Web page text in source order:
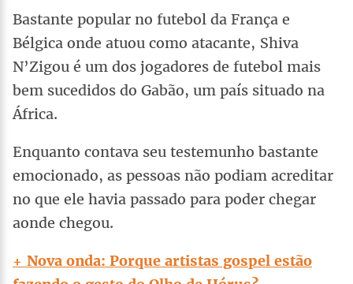
Bastante popular no futebol da França e
Bélgica onde atuou como atacante, Shiva
N’Zigou é um dos jogadores de futebol mais
bem sucedidos do Gabão, um país situado na
África.
Enquanto contava seu testemunho bastante
emocionado, as pessoas não podiam acreditar
no que ele havia passado para poder chegar
aonde chegou.
+ Nova onda: Porque artistas gospel estão